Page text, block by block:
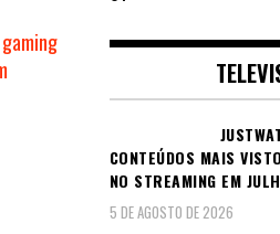
CONTEÚDOS MAIS
NO STREAMING EM
5 DE AGOSTO DE 2026